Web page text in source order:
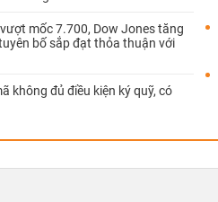
mốc 7.700, Dow Jones tăng
bố sắp đạt thỏa thuận với
không đủ điều kiện ký quỹ, có